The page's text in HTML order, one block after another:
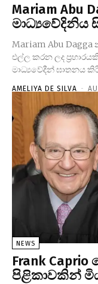
Mariam Abu
මාධ්‍යවේදිනිය
Mariam Abu Dagga
එල්ල කරන ලද
මාධ්‍යවේදීන් ඝාතනය
AMELIYA DE SILVA -
NEWS
Frank
පිළිකාවකින්